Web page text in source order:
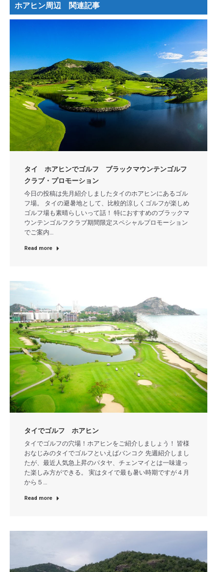
ホアヒン周辺 関連記事
タイ ホアヒンでゴルフ ブラックマウンテンゴルフ
クラブ・プロモーション
今日の投稿は先月紹介しましたタイのホアヒンにあるゴル
フ場。 タイの避暑地として、比較的涼しくゴルフが楽しめ
ゴルフ場も素晴らしいって話！ 特におすすめのブラックマ
ウンテンゴルフクラブ期間限定スペシャルプロモーション
でご案内…
Read more
タイでゴルフ ホアヒン
タイでゴルフの穴場！ホアヒンをご紹介しましょう！ 皆様
おなじみのタイでゴルフといえばバンコク 先週紹介しまし
たが、最近人気急上昇のパタヤ、チェンマイとは一味違っ
た楽しみ方ができる。 実はタイで最も暑い時期ですが４月
から５…
Read more